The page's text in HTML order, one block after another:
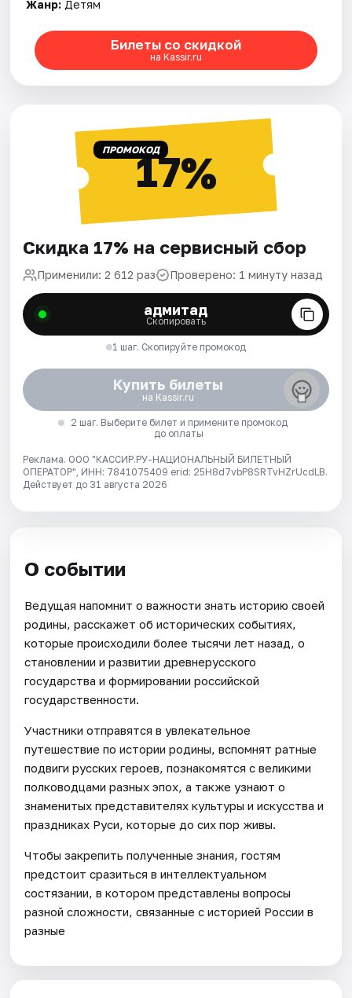
Жанр: Детям
Билеты со скидкой
на Kassir.ru
ПРОМОКОД17%
Скидка 17% на сервисный сбор
Применили: 2 612 раз Проверено: 1 минуту назад
адмитад
Скопировать
1 шаг. Скопируйте промокод
Купить билеты
на Kassir.ru
2 шаг. Выберите билет и примените промокод
до оплаты
Реклама. ООО "КАССИР.РУ-НАЦИОНАЛЬНЫЙ БИЛЕТНЫЙ
ОПЕРАТОР", ИНН: 7841075409 erid: 25H8d7vbP8SRTvHZrUcdLB.
Действует до 31 августа 2026
О событии
Ведущая напомнит о важности знать историю своей
родины, расскажет об исторических событиях,
которые происходили более тысячи лет назад, о
становлении и развитии древнерусского
государства и формировании российской
государственности.
Участники отправятся в увлекательное
путешествие по истории родины, вспомнят ратные
подвиги русских героев, познакомятся с великими
полководцами разных эпох, а также узнают о
знаменитых представителях культуры и искусства и
праздниках Руси, которые до сих пор живы.
Чтобы закрепить полученные знания, гостям
предстоит сразиться в интеллектуальном
состязании, в котором представлены вопросы
разной сложности, связанные с историей России в
разные